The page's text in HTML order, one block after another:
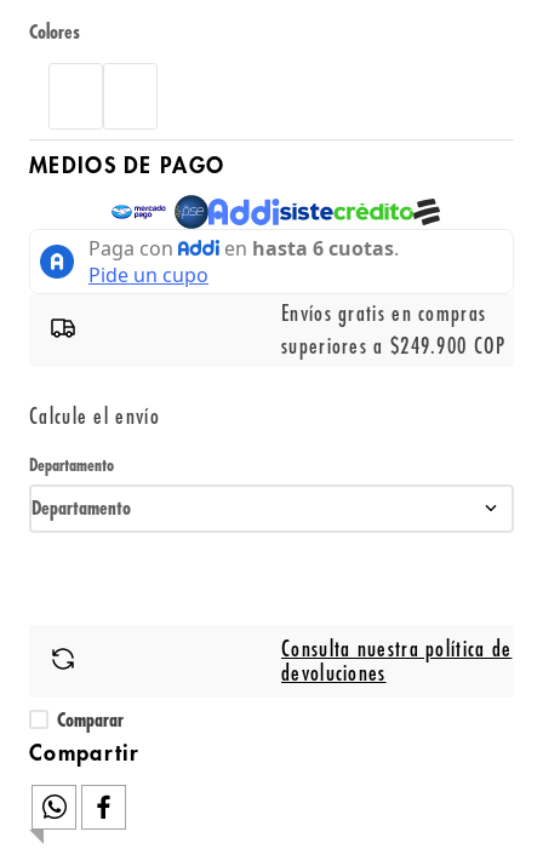
Colores
MEDIOS DE PAGO
Envíos gratis en compras
superiores a $249.900 COP
Calcule el envío
Departamento
Departamento
Consulta nuestra política de
devoluciones
Comparar